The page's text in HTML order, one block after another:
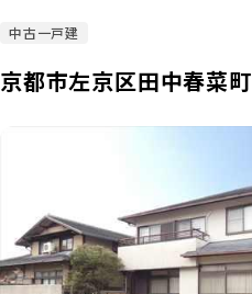
中古一戸建
京都市左京区田中春菜町